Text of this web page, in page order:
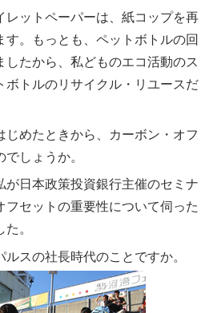
ットペーパーは、紙コップを再
。もっとも、ペットボトルの回
したから、私どものエコ活動のス
ボトルのリサイクル・リユースだ
めたときから、カーボン・オフ
しょうか。
日本政策投資銀行主催のセミナ
フセットの重要性について伺った
。
スの社長時代のことですか。